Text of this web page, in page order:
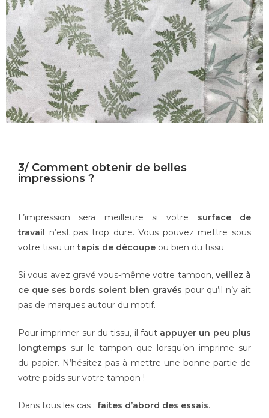
3/ Comment obtenir de belles
impressions ?
L’impression sera meilleure si votre surface de
travail n’est pas trop dure. Vous pouvez mettre sous
votre tissu untapis de découpe ou bien du tissu.
Si vous avez gravé vous-même votre tampon, veillez à
ce que ses bords soient bien gravés pour qu’il n’y ait
pas de marques autour du motif.
Pour imprimer sur du tissu, il faut appuyer un peu plus
longtemps sur le tampon que lorsqu’on imprime sur
du papier. N’hésitez pas à mettre une bonne partie de
votre poids sur votre tampon !
Dans tous les cas : faites d’abord des essais.